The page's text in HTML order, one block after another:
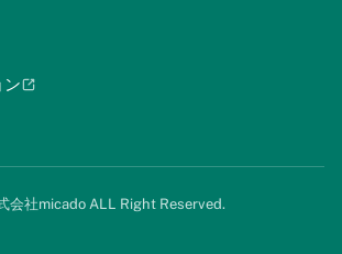
ン
会社micado ALL Right Reserved.